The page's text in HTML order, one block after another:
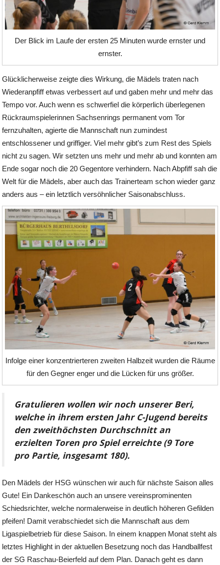
Der Blick im Laufe der ersten 25 Minuten wurde ernster und
ernster.
Glücklicherweise zeigte dies Wirkung, die Mädels traten nach
Wiederanpfiff etwas verbessert auf und gaben mehr und mehr das
Tempo vor. Auch wenn es schwerfiel die körperlich überlegenen
Rückraumspielerinnen Sachsenrings permanent vom Tor
fernzuhalten, agierte die Mannschaft nun zumindest
entschlossener und griffiger. Viel mehr gibt’s zum Rest des Spiels
nicht zu sagen. Wir setzten uns mehr und mehr ab und konnten am
Ende sogar noch die 20 Gegentore verhindern. Nach Abpfiff sah die
Welt für die Mädels, aber auch das Trainerteam schon wieder ganz
anders aus – ein letztlich versöhnlicher Saisonabschluss.
Infolge einer konzentrierteren zweiten Halbzeit wurden die Räume
für den Gegner enger und die Lücken für uns größer.
Gratulieren wollen wir noch unserer Beri,
welche in ihrem ersten Jahr C-Jugend bereits
den zweithöchsten Durchschnitt an
erzielten Toren pro Spiel erreichte (9 Tore
pro Partie, insgesamt 180).
Den Mädels der HSG wünschen wir auch für nächste Saison alles
Gute! Ein Dankeschön auch an unsere vereinsprominenten
Schiedsrichter, welche normalerweise in deutlich höheren Gefilden
pfeifen! Damit verabschiedet sich die Mannschaft aus dem
Ligaspielbetrieb für diese Saison. In einem knappen Monat steht als
letztes Highlight in der aktuellen Besetzung noch das Handballfest
der SG Raschau-Beierfeld auf dem Plan. Danach geht es dann